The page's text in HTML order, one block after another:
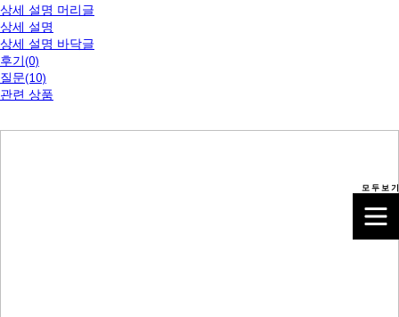
상세 설명 머리글
상세 설명
상세 설명 바닥글
후기(0)
질문(10)
관련 상품
모 두 보 기